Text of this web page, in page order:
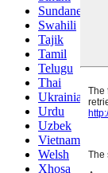
Sundanese
Swahili
Tajik
Tamil
Telugu
Thai
Ukrainian
Urdu
Uzbek
Vietnamese
Welsh
Xhosa